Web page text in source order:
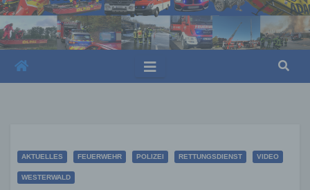
AKTUELLES FEUERWEHR POLIZEI RETTUNGSDIENST VIDEO
WESTERWALD